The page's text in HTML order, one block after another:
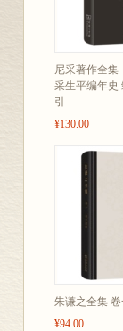
尼采著作全集
采生平编年史
引
¥130.00
朱谦之全集
¥94.00